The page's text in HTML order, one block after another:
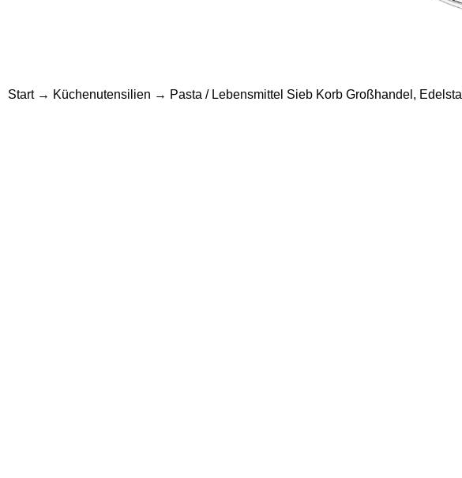
Start→ Küchenutensilien → Pasta / Lebensmittel Sieb Korb Großhandel,